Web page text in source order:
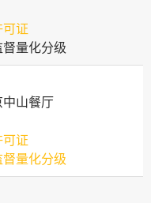
证
量化分级
山餐厅
证
量化分级